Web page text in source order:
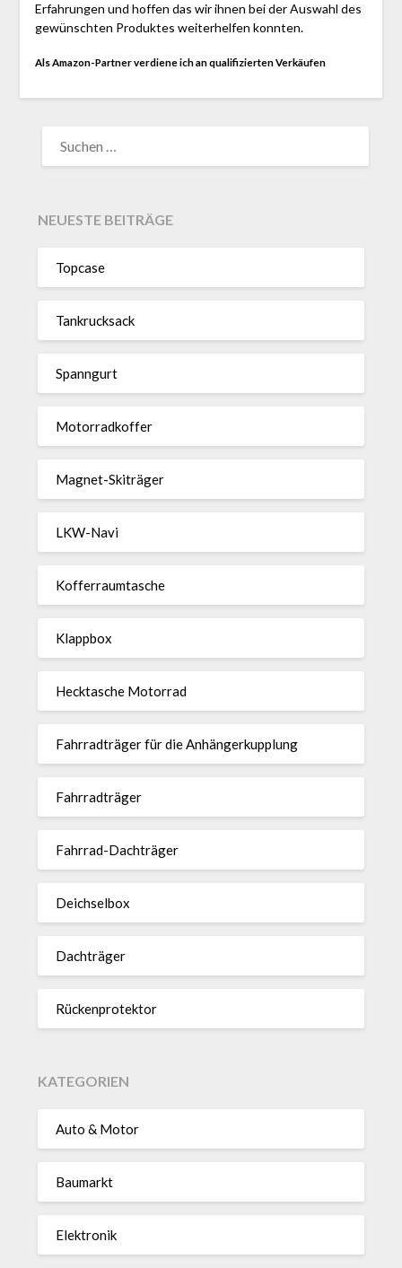
Erfahrungen und hoffen das wir ihnen bei der Auswahl des
gewünschten Produktes weiterhelfen konnten.
Als Amazon-Partner verdiene ich an qualifizierten Verkäufen
NACH:
NEUESTE BEITRÄGE
Topcase
Tan­kruck­sack
Spann­gurt
Motor­rad­koffer
Magnet-Ski­träger
LKW-Navi
Kof­fer­raum­ta­sche
Klappbox
Heck­ta­sche Motorrad
Fahr­rad­träger für die Anhän­ger­kup­p­lung
Fahr­rad­träger
Fahrrad-Dach­träger
Deich­selbox
Dach­träger
Rücken­pro­tektor
KATEGORIEN
Auto & Motor
Baumarkt
Elektronik